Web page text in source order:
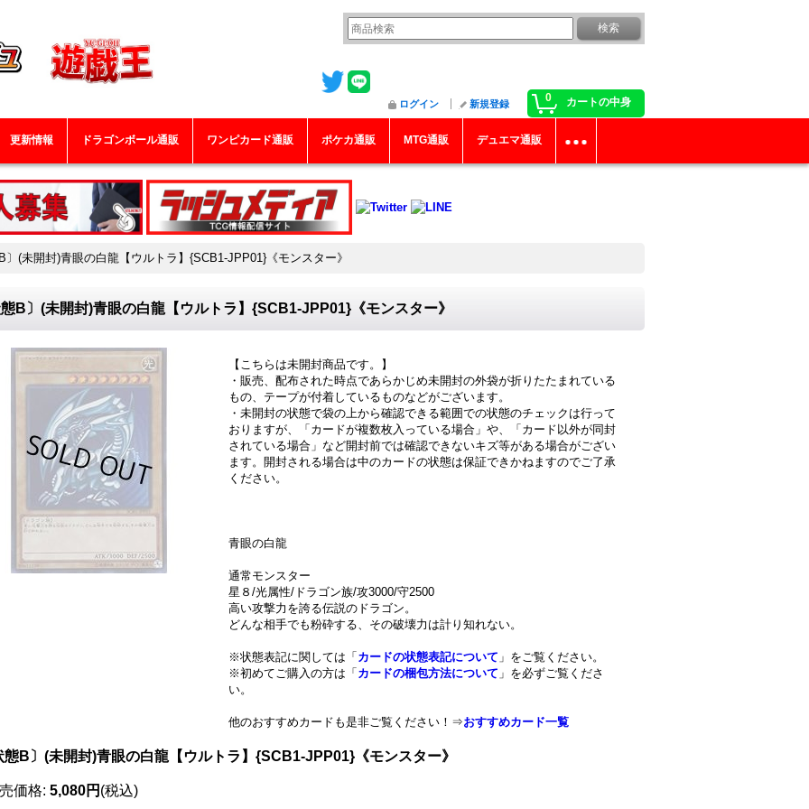
0 カートの中身
ログイン 新規登録
更新情報 ドラゴンボール通販 ワンピカード通販 ポケカ通販 MTG通販 デュエマ通販
〕(未開封)青眼の白龍【ウルトラ】{SCB1-JPP01}《モンスター》
B〕(未開封)青眼の白龍【ウルトラ】{SCB1-JPP01}《モンスター》
【こちらは未開封商品です。】
・販売、配布された時点であらかじめ未開封の外袋が折りたたまれている
もの、テープが付着しているものなどがございます。
・未開封の状態で袋の上から確認できる範囲での状態のチェックは行って
おりますが、「カードが複数枚入っている場合」や、「カード以外が同封
されている場合」など開封前では確認できないキズ等がある場合がござい
ます。開封される場合は中のカードの状態は保証できかねますのでご了承
ください。
青眼の白龍
通常モンスター
星８/光属性/ドラゴン族/攻3000/守2500
高い攻撃力を誇る伝説のドラゴン。
どんな相手でも粉砕する、その破壊力は計り知れない。
※状態表記に関しては「 カードの状態表記について 」をご覧ください。
※初めてご購入の方は「 カードの梱包方法について 」を必ずご覧くださ
い。
他のおすすめカードも是非ご覧ください！⇒おすすめカード一覧
態B〕(未開封)青眼の白龍【ウルトラ】{SCB1-JPP01}《モンスター》
価格: 5,080円 (税込)